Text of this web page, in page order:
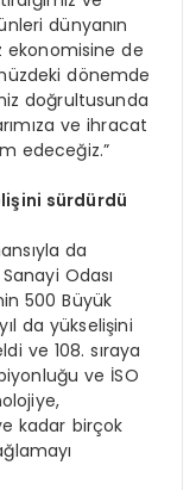
dünyanın
ekonomisine de
dönemde
doğrultusunda
ve ihracat
edeceğiz.”
sürdürdü
da
Odası
500 Büyük
da yükselişini
ve 108. sıraya
ve İSO
kadar birçok